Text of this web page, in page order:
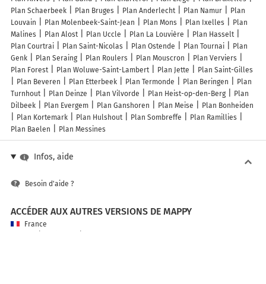
Plan Schaerbeek
Plan Bruges Plan Anderlecht Plan Namur
Plan
Louvain
Plan Molenbeek-Saint-Jean Plan Mons Plan Ixelles
Plan
Malines
Plan Alost Plan Uccle Plan La Louvière
Plan Hasselt
Plan Courtrai
Plan Saint-Nicolas Plan Ostende Plan Tournai
Plan
Genk
Plan Seraing Plan Roulers Plan Mouscron
Plan Verviers
Plan Forest
Plan Woluwe-Saint-Lambert Plan Jette
Plan Saint-Gilles
Plan Beveren
Plan Etterbeek Plan Termonde Plan Beringen
Plan
Turnhout
Plan Deinze Plan Vilvorde Plan Heist-op-den-Berg
Plan
Dilbeek
Plan Evergem Plan Ganshoren Plan Meise
Plan Bonheiden
Plan Kortemark
Plan Hulshout Plan Sombreffe
Plan Ramillies
Plan Baelen
Plan Messines
Infos, aide
Besoin d'aide ?
ACCÉDER AUX AUTRES VERSIONS DE MAPPY
France